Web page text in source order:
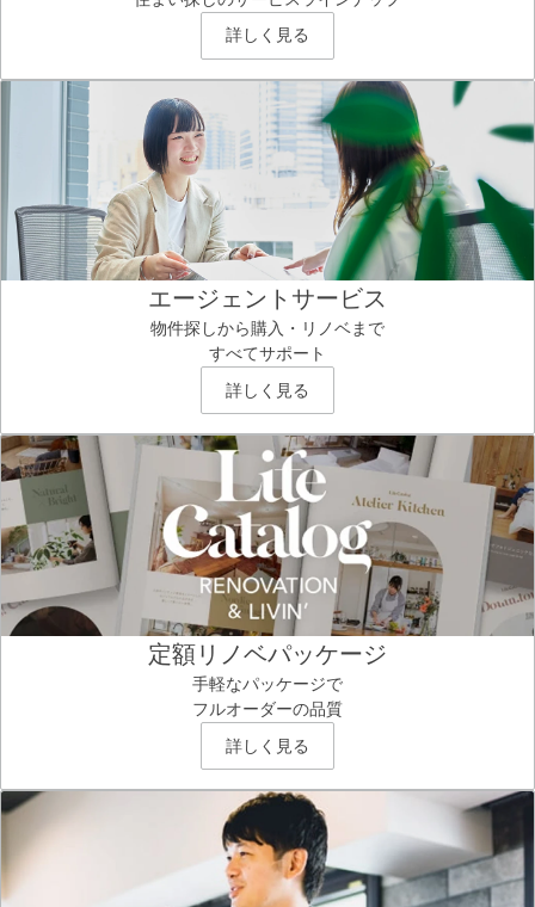
詳しく見る
エージェントサービス
物件探しから購入・リノベまで
すべてサポート
詳しく見る
定額リノベパッケージ
手軽なパッケージで
フルオーダーの品質
詳しく見る